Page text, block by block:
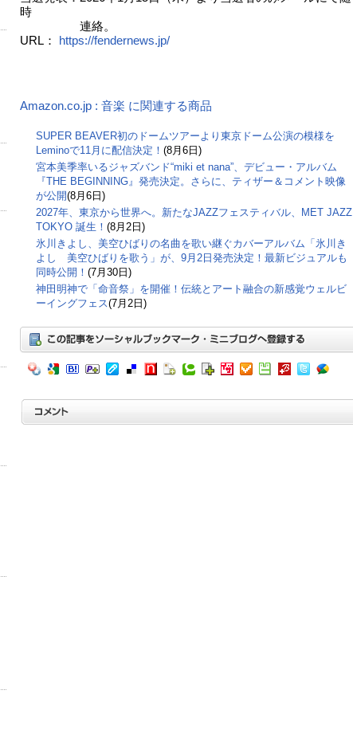
時
連絡。
URL：
https://fendernews.jp/
Amazon.co.jp : 音楽 に関連する商品
SUPER BEAVER初のドームツアーより東京ドーム公演の模様を
Leminoで11月に配信決定！ (8月6日)
宮本美季率いるジャズバンド“miki et nana”、デビュー・アルバム
『THE BEGINNING』発売決定。さらに、ティザー＆コメント映像
が公開(8月6日)
2027年、東京から世界へ。新たなJAZZフェスティバル、MET JAZZ
TOKYO 誕生！ (8月2日)
氷川きよし、美空ひばりの名曲を歌い継ぐカバーアルバム「氷川き
よし 美空ひばりを歌う」が、9月2日発売決定！最新ビジュアルも
同時公開！ (7月30日)
神田明神で「命音祭」を開催！伝統とアート融合の新感覚ウェルビ
ーイングフェス(7月2日)